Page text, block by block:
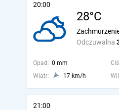
20:00
28°C
Odczuwalna
Opad: 0 mm
Wiatr:
17 km/h
21:00